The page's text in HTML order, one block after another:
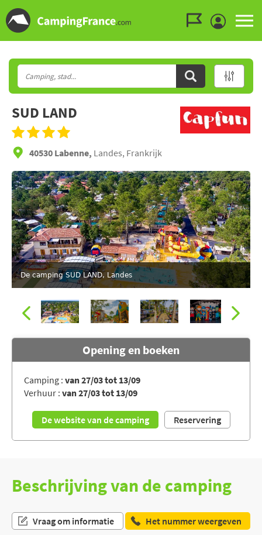
SUD LAND
40530 Labenne, Landes, Frankrijk
De camping SUD LAND, Landes
De camping SUD LAND, Landes
Opening en boeken
Camping : van 27/03 tot 13/09
Verhuur : van 27/03 tot 13/09
De website van de camping Reservering
Beschrijving van de camping
Vraag om informatie
Het nummer weergeven